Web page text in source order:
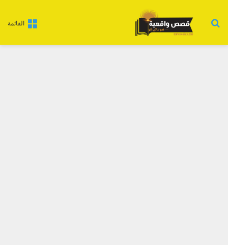
القائمة بحث عن